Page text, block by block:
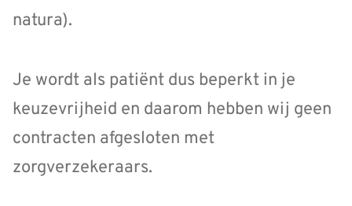
natura).
Je wordt als patiënt dus beperkt in je
keuzevrijheid en daarom hebben wij geen
contracten afgesloten met
zorgverzekeraars.